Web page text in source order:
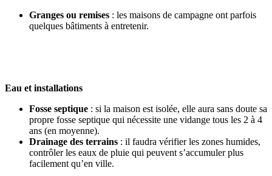
Granges ou remises : les maisons de campagne ont parfois
quelques bâtiments à entretenir.
Eau et installations
Fosse septique : si la maison est isolée, elle aura sans doute sa
propre fosse septique qui nécessite une vidange tous les 2 à 4
ans (en moyenne).
Drainage des terrains : il faudra vérifier les zones humides,
contrôler les eaux de pluie qui peuvent s’accumuler plus
facilement qu’en ville.